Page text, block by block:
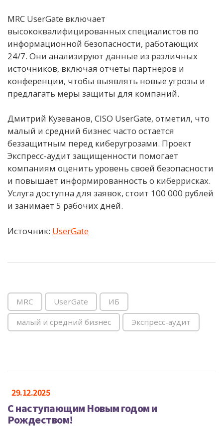
MRC UserGate включает
высококвалифицированных специалистов по
информационной безопасности, работающих
24/7. Они анализируют данные из различных
источников, включая отчеты партнеров и
конференции, чтобы выявлять новые угрозы и
предлагать меры защиты для компаний.
Дмитрий Кузеванов, CISO UserGate, отметил, что
малый и средний бизнес часто остается
беззащитным перед киберугрозами. Проект
Экспресс-аудит защищенности помогает
компаниям оценить уровень своей безопасности
и повышает информированность о киберрисках.
Услуга доступна для заявок, стоит 100 000 рублей
и занимает 5 рабочих дней.
Источник: UserGate
MRC UserGate ИБ
малый и средний бизнес Экспресс-аудит
29.12.2025
С наступающим Новым годом и
Рождеством!